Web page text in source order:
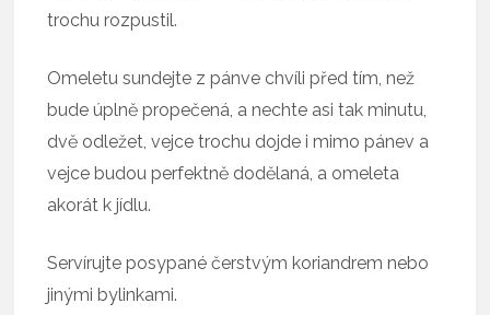
trochu rozpustil.
Omeletu sundejte z pánve chvíli před tím, než
bude úplně propečená, a nechte asi tak minutu,
dvě odležet, vejce trochu dojde i mimo pánev a
vejce budou perfektně dodělaná, a omeleta
akorát k jídlu.
Servírujte posypané čerstvým koriandrem nebo
jinými bylinkami.